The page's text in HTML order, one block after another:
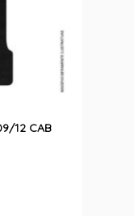
12 CAB